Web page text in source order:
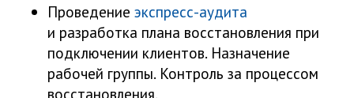
Проведение экспресс-аудита
и разработка плана восстановления при
подключении клиентов. Назначение
рабочей группы. Контроль за процессом
восстановления.